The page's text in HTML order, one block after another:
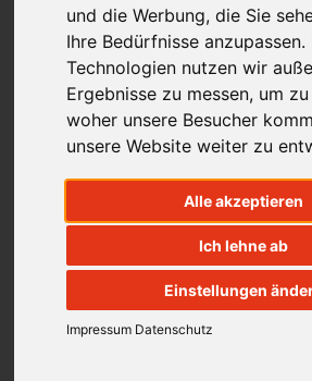
und die Werbung, die Sie
Ihre Bedürfnisse anzupassen.
Technologien nutzen wir
Ergebnisse zu messen, um
woher unsere Besucher
unsere Website weiter zu
Alle akzeptieren
Ich lehne ab
Einstellungen
Impressum Datenschutz
Ein selbstbewusstes Lächeln
vieles verändern. Mit
Entscheidung ganz leicht.
auf ein fantastisches,
Lächeln hin, ohne dass es
Mitmenschen überhaupt
Invisalign®-Aligner sind nahezu
herausnehmbar und komfortabel.
Entdecken Sie wie einfach
Ihr Leben passen könnte.
Die Invisalign®-Behandlung
mühelos in Ihren Alltag ein, ganz